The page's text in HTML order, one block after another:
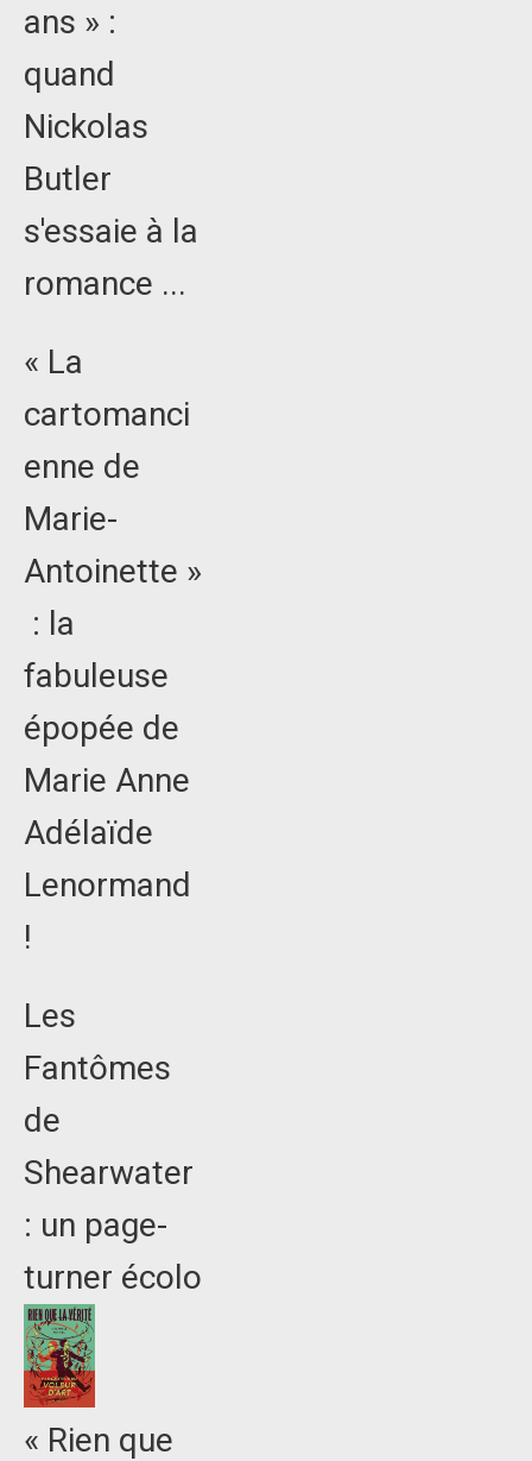
ans » :
quand
Nickolas
Butler
s'essaie à la
romance ...
« La
cartomanci
enne de
Marie-
Antoinette »
: la
fabuleuse
épopée de
Marie Anne
Adélaïde
Lenormand
!
Les
Fantômes
de
Shearwater
: un page-
turner écolo
« Rien que